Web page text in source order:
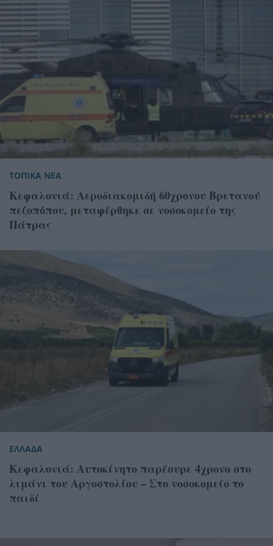
ΤΟΠΙΚΑ ΝΕΑ
Κεφαλονιά: Αεροδιακομιδή 60χρονου Βρετανού
πεζοπόπου, μεταφέρθηκε σε νοσοκομείο της
Πάτρας
ΕΛΛΑΔΑ
Κεφαλονιά: Αυτοκίνητο παρέσυρε 4χρονο στο
λιμάνι του Αργοστολίου – Στο νοσοκομείο το
παιδί